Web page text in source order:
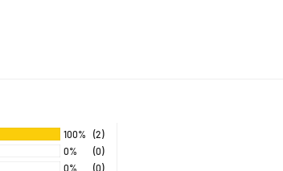
100%
(2)
0%
(0)
0%
(0)